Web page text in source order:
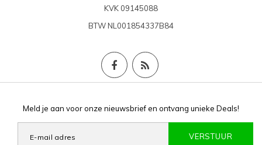
KVK 09145088
BTWNL001854337B84
Meld je aan voor onze nieuwsbrief en ontvang unieke Deals!
VERSTUUR